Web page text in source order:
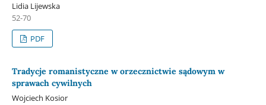
Lidia Lijewska
52-70
PDF
Tradycje romanistyczne w orzecznictwie sądowym w
sprawach cywilnych
Wojciech Kosior